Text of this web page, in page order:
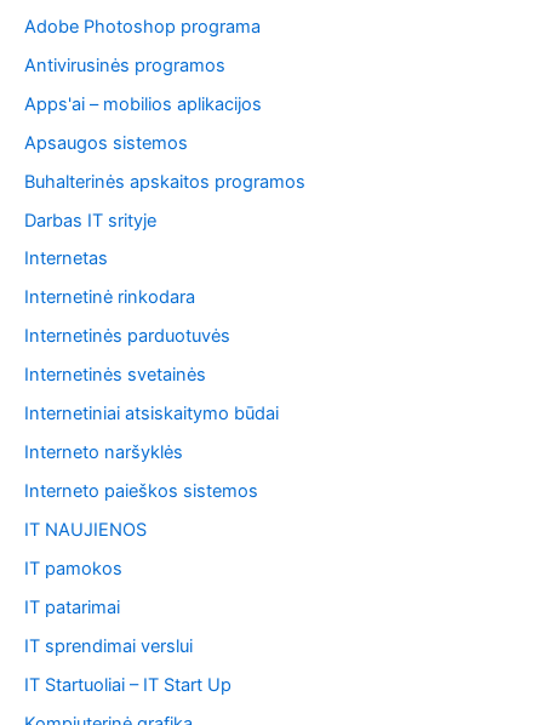
k
t
Adobe Photoshop programa
Antivirusinės programos
Apps'ai – mobilios aplikacijos
Apsaugos sistemos
Buhalterinės apskaitos programos
Darbas IT srityje
Internetas
Internetinė rinkodara
Internetinės parduotuvės
Internetinės svetainės
Internetiniai atsiskaitymo būdai
Interneto naršyklės
Interneto paieškos sistemos
IT NAUJIENOS
IT pamokos
IT patarimai
IT sprendimai verslui
IT Startuoliai – IT Start Up